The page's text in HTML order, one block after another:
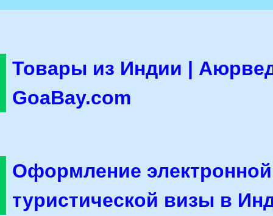
Товары из Индии |
GoaBay.com
Оформление электронной
туристической визы в